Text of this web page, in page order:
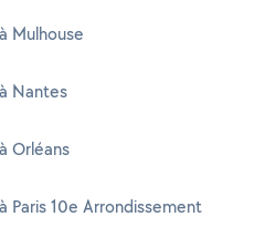
Mulhouse
Nantes
Orléans
Paris 10e Arrondissement